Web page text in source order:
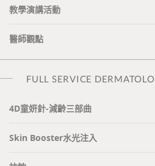
教學演講活動
醫師觀點
FULL SERVICE
4D童妍針-減齡三部曲
Skin Booster水光注入